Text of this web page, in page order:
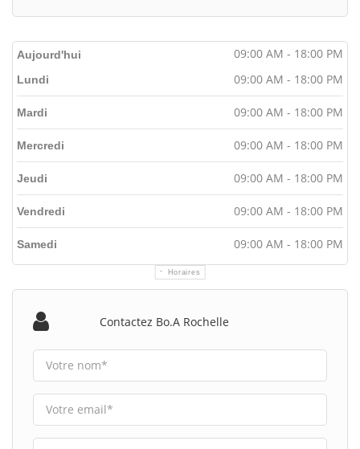
Aujourd'hui 09:00 AM - 18:00 PM
Horaires
Lundi 09:00 AM - 18:00 PM
Mardi 09:00 AM - 18:00 PM
Mercredi 09:00 AM - 18:00 PM
Jeudi 09:00 AM - 18:00 PM
Vendredi 09:00 AM - 18:00 PM
Samedi 09:00 AM - 18:00 PM
Contactez Bo.a Rochelle